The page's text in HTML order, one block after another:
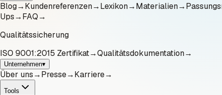
Blog→Kundenreferenzen→Lexikon→Materialien→
Ups→FAQ→
Qualitätssicherung
ISO 9001:2015 Zertifikat→Qualitätsdokumentation→
Unternehmen▾
Über uns→Presse→Karriere→
Tools